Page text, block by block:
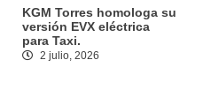
KGM Torres homologa su
versión EVX eléctrica
para Taxi.
2 julio, 2026